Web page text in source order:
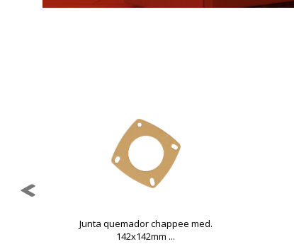
Junta quemador chappee med.
142x142mm ...